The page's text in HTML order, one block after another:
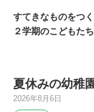
すてきなものをつ
２学期のこどもた
夏休みの幼稚
2026年8月6日